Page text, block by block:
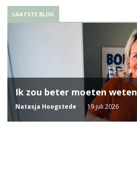
LAATSTE BLOG
Ik zou beter moeten weten
Natasja Hoogstede 19 juli 2026